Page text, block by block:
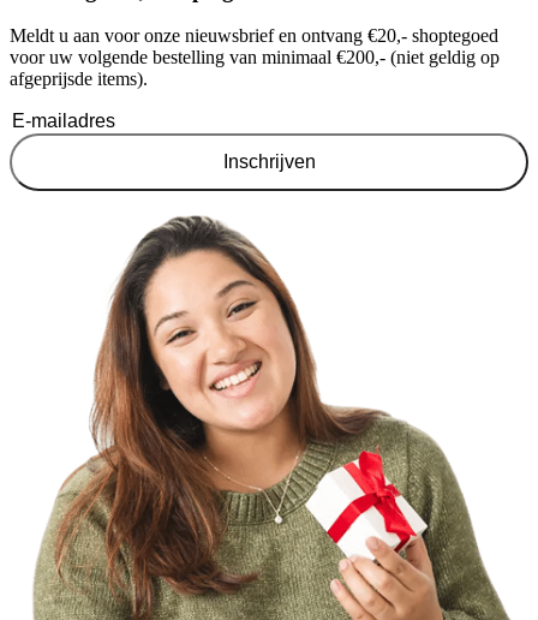
Meldt u aan voor onze nieuwsbrief en ontvang €20,- shoptegoed
voor uw volgende bestelling van minimaal €200,- (niet geldig op
afgeprijsde items).
Inschrijven